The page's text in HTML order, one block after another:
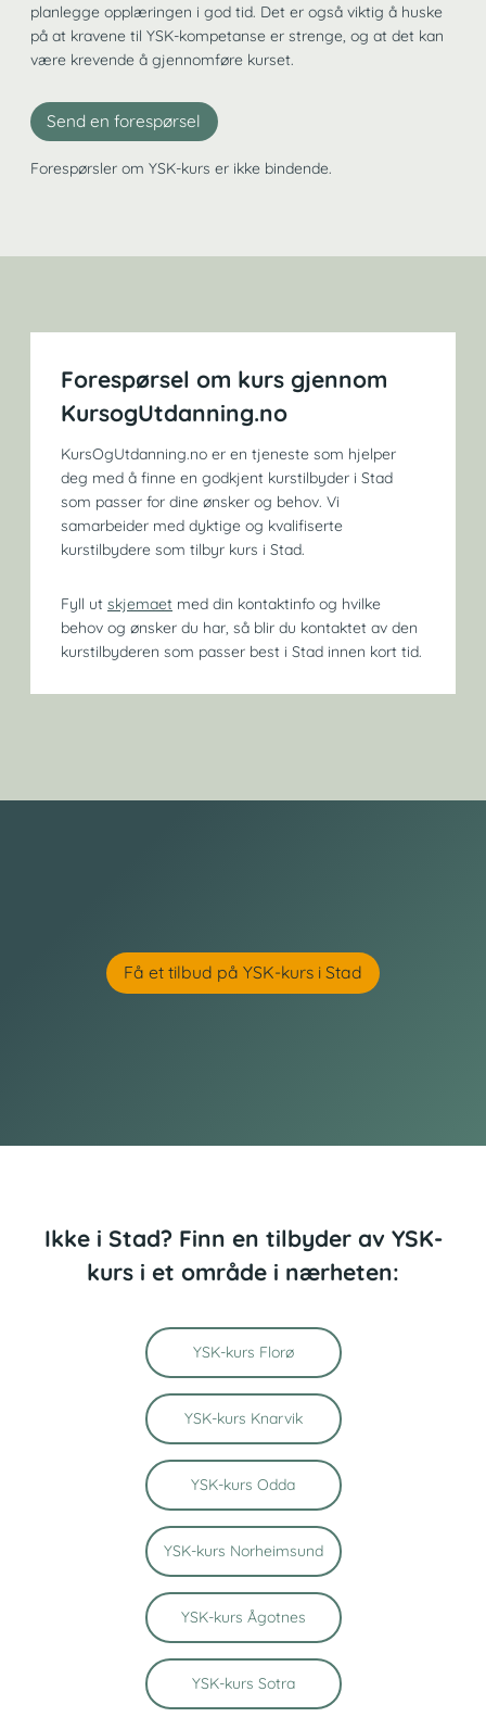
planlegge opplæringen i god tid. Det er også viktig å huske
på at kravene til YSK-kompetanse er strenge, og at det kan
være krevende å gjennomføre kurset.
Send en forespørsel
Forespørsler om YSK-kurs er ikke bindende.
Forespørsel om kurs gjennom
KursogUtdanning.no
KursOgUtdanning.no er en tjeneste som hjelper
deg med å finne en godkjent kurstilbyder i Stad
som passer for dine ønsker og behov. Vi
samarbeider med dyktige og kvalifiserte
kurstilbydere som tilbyr kurs i Stad.
Fyll ut skjemaet med din kontaktinfo og hvilke
behov og ønsker du har, så blir du kontaktet av den
kurstilbyderen som passer best i Stad innen kort tid.
Få et tilbud på YSK-kurs i Stad
Ikke i Stad? Finn en tilbyder av YSK-
kurs i et område i nærheten:
YSK-kurs Florø
YSK-kurs Knarvik
YSK-kurs Odda
YSK-kurs Norheimsund
YSK-kurs Ågotnes
YSK-kurs Sotra